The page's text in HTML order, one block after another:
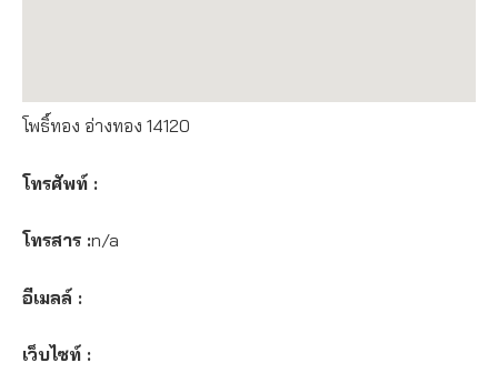
โพธิ์ทอง อ่างทอง 14120
โทรศัพท์ :
โทรสาร :n/a
อีเมลล์ :
เว็บไซท์ :